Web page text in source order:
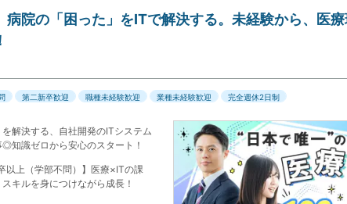
病院の「困った」をITで解決する。未経験から、医
第二新卒歓迎 職種未経験歓迎 業種未経験歓迎 完全週休2日制
解決する、自社開発のITシステム
知識ゼロから安心のスタート！
以上（学部不問）】医療×ITの課
キルを身につけながら成長！